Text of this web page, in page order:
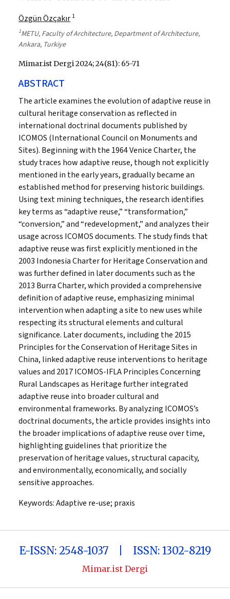
Özgün Özçakır 1
1METU, Faculty of Architecture, Department of Architecture,
Ankara, Turkiye
Mimar.ist Dergi 2024; 24(81): 65-71
ABSTRACT
The article examines the evolution of adaptive reuse in
cultural heritage conservation as reflected in
international doctrinal documents published by
ICOMOS (International Council on Monuments and
Sites). Beginning with the 1964 Venice Charter, the
study traces how adaptive reuse, though not explicitly
mentioned in the early years, gradually became an
established method for preserving historic buildings.
Using text mining techniques, the research identifies
key terms as “adaptive reuse,” “transformation,”
“conversion,” and “redevelopment,” and analyzes their
usage across ICOMOS documents. The study finds that
adaptive reuse was first explicitly mentioned in the
2003 Indonesia Charter for Heritage Conservation and
was further defined in later documents such as the
2013 Burra Charter, which provided a comprehensive
definition of adaptive reuse, emphasizing minimal
intervention when adapting a site to new uses while
respecting its structural elements and cultural
significance. Later documents, including the 2015
Principles for the Conservation of Heritage Sites in
China, linked adaptive reuse interventions to heritage
values and 2017 ICOMOS-IFLA Principles Concerning
Rural Landscapes as Heritage further integrated
adaptive reuse into broader cultural and
environmental frameworks. By analyzing ICOMOS’s
doctrinal documents, the article provides insights into
the broader implications of adaptive reuse over time,
highlighting guidelines that prioritize the
preservation of heritage values, structural capacity,
and environmentally, economically, and socially
sensitive approaches.
Keywords:Adaptive re-use; praxis
E-ISSN: 2548-1037 | ISSN: 1302-8219
Mimar.ist Dergi